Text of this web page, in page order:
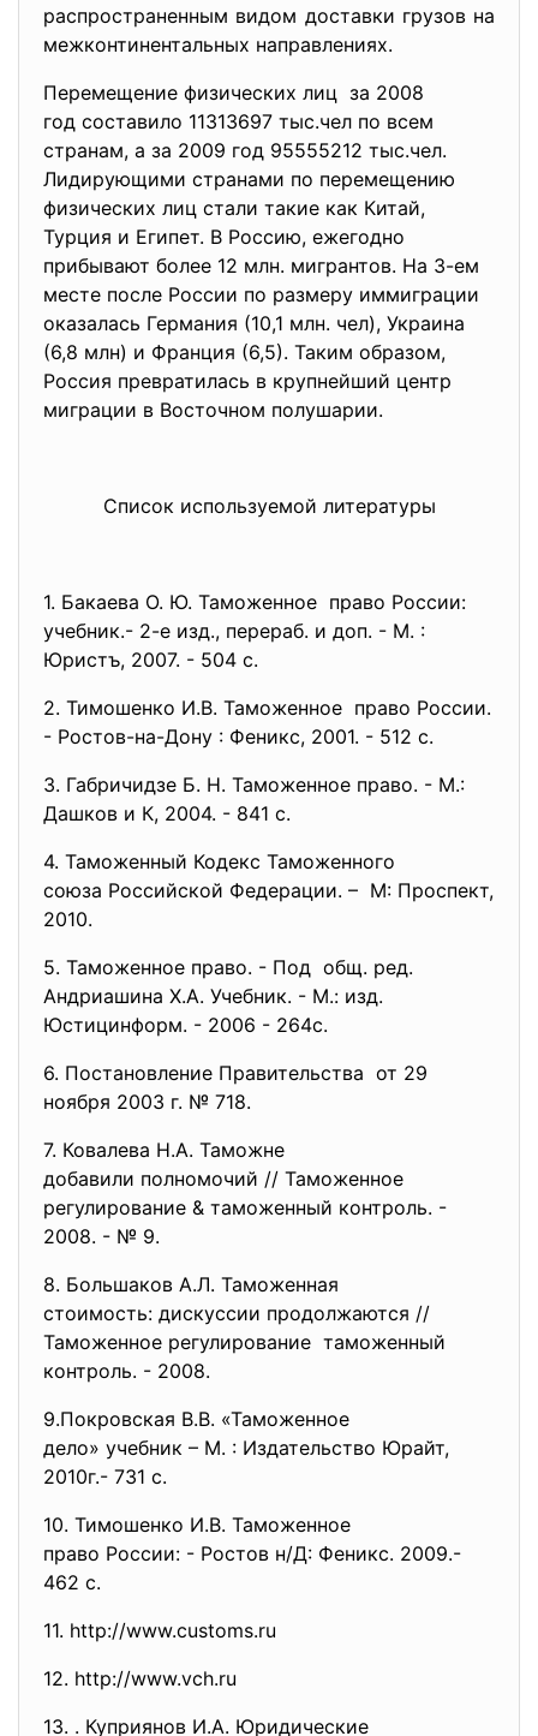
распространенным видом доставки грузов на
межконтинентальных направлениях.
Перемещение физических лиц за 2008
год составило 11313697 тыс.чел по всем
странам, а за 2009 год 95555212 тыс.чел.
Лидирующими странами по перемещению
физических лиц стали такие как Китай,
Турция и Египет. В Россию, ежегодно
прибывают более 12 млн. мигрантов. На 3-ем
месте после России по размеру иммиграции
оказалась Германия (10,1 млн. чел), Украина
(6,8 млн) и Франция (6,5). Таким образом,
Россия превратилась в крупнейший центр
миграции в Восточном полушарии.
Список используемой литературы
1. Бакаева О. Ю. Таможенное право России:
учебник.- 2-е изд., перераб. и доп. - М. :
Юристъ, 2007. - 504 с.
2. Тимошенко И.В. Таможенное право России.
- Ростов-на-Дону : Феникс, 2001. - 512 с.
3. Габричидзе Б. Н. Таможенное право. - М.:
Дашков и К, 2004. - 841 с.
4. Таможенный Кодекс Таможенного
союза Российской Федерации. – М: Проспект,
2010.
5. Таможенное право. - Под общ. ред.
Андриашина Х.А. Учебник. - М.: изд.
Юстицинформ. - 2006 - 264с.
6. Постановление Правительства от 29
ноября 2003 г. № 718.
7. Ковалева Н.А. Таможне
добавили полномочий // Таможенное
регулирование & таможенный контроль. -
2008. - № 9.
8. Большаков А.Л. Таможенная
стоимость: дискуссии продолжаются //
Таможенное регулирование таможенный
контроль. - 2008.
9.Покровская В.В. «Таможенное
дело» учебник – М. : Издательство Юрайт,
2010г.- 731 с.
10. Тимошенко И.В. Таможенное
право России: - Ростов н/Д: Феникс. 2009.-
462 с.
11. http://www.customs.ru
12. http://www.vch.ru
13. . Куприянов И.А. Юридические